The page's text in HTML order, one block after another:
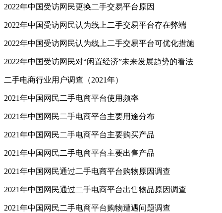
2022年中国受访网民更换二手交易平台原因
2022年中国受访网民认为线上二手交易平台存在弊端
2022年中国受访网民认为线上二手交易平台可优化措施
2022年中国受访网民对“闲置经济”未来发展趋势的看法
二手电商行业用户调查（2021年）
2021年中国网民二手电商平台使用频率
2021年中国网民二手电商平台主要用途分布
2021年中国网民二手电商平台主要购买产品
2021年中国网民二手电商平台主要出售产品
2021年中国网民通过二手电商平台购物原因调查
2021年中国网民通过二手电商平台出售物品原因调查
2021年中国网民二手电商平台购物遭遇问题调查